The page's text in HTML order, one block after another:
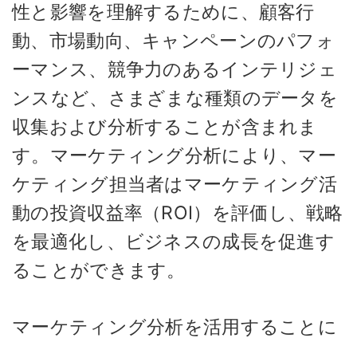
性と影響を理解するために、顧客行
動、市場動向、キャンペーンのパフォ
ーマンス、競争力のあるインテリジェ
ンスなど、さまざまな種類のデータを
収集および分析することが含まれま
す。マーケティング分析により、マー
ケティング担当者はマーケティング活
動の投資収益率（ROI）を評価し、戦略
を最適化し、ビジネスの成長を促進す
ることができます。
マーケティング分析を活用することに